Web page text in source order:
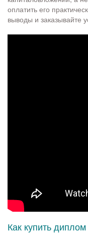
оплатить его
выводы и заказывайте
Как купить